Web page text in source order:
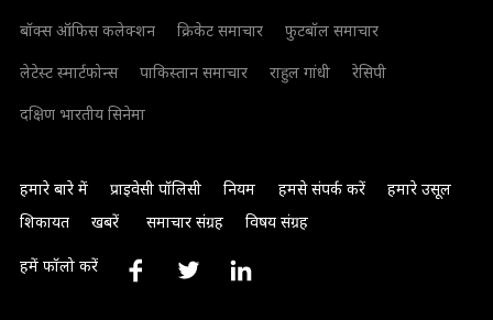
बॉक्स ऑफिस कलेक्शन
क्रिकेट समाचार
फुटबॉल समाचार
लेटेस्ट स्मार्टफोन्स
पाकिस्तान समाचार राहुल गांधी
रेसिपी
दक्षिण भारतीय सिनेमा
हमारे बारे में प्राइवेसी पॉलिसी नियम हमसे संपर्क करें
हमारे उसूल
शिकायत
खबरें समाचार संग्रह विषय संग्रह
हमें फॉलो करें